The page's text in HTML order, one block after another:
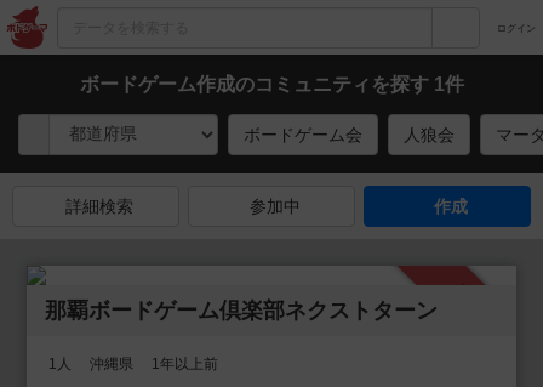
ログイン
ボードゲーム作成のコミュニティを探す 1件
ボードゲーム会 人狼会 マー
詳細検索 参加中 作成
那覇ボードゲーム倶楽部ネクストターン
1人 沖縄県 1年以上前